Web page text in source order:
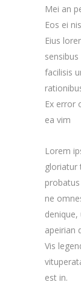
Mei an
Eos ei
Eius
facilisis
Ex error
ea vim
Lorem
gloriatur
ne
apeirian
Vis
est in.